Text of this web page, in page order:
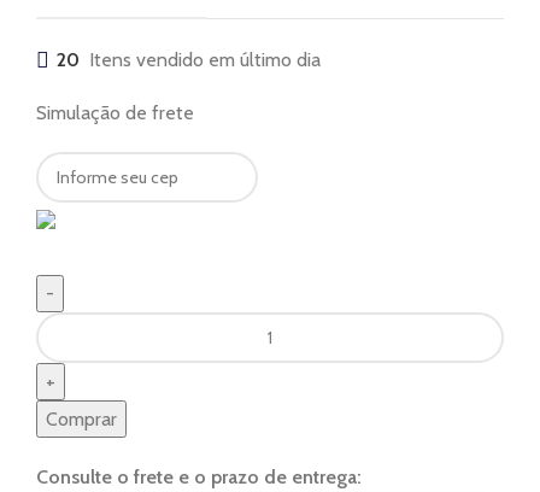
20 Itens vendido em último dia
Simulação de frete
Comprar
Consulte o frete e o prazo de entrega: